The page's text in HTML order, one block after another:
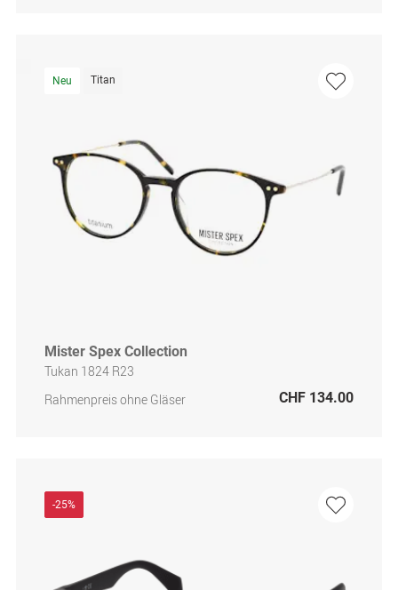
Neu Titan
Mister Spex Collection
Tukan 1824 R23
Rahmenpreis ohne Gläser
CHF 134.00
-25%